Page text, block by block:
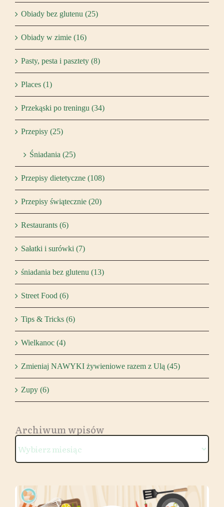
Obiady bez glutenu (25)
Obiady w zimie (16)
Pasty, pesta i pasztety (8)
Places (1)
Przekąski po treningu (34)
Przepisy (25)
Śniadania (25)
Przepisy dietetyczne (108)
Przepisy świątecznie (20)
Restaurants (6)
Sałatki i surówki (7)
śniadania bez glutenu (13)
Street Food (6)
Tips & Tricks (6)
Wielkanoc (4)
Zmieniaj NAWYKI żywieniowe razem z Ulą (45)
Zupy (6)
Archiwum wpisów
wpisów